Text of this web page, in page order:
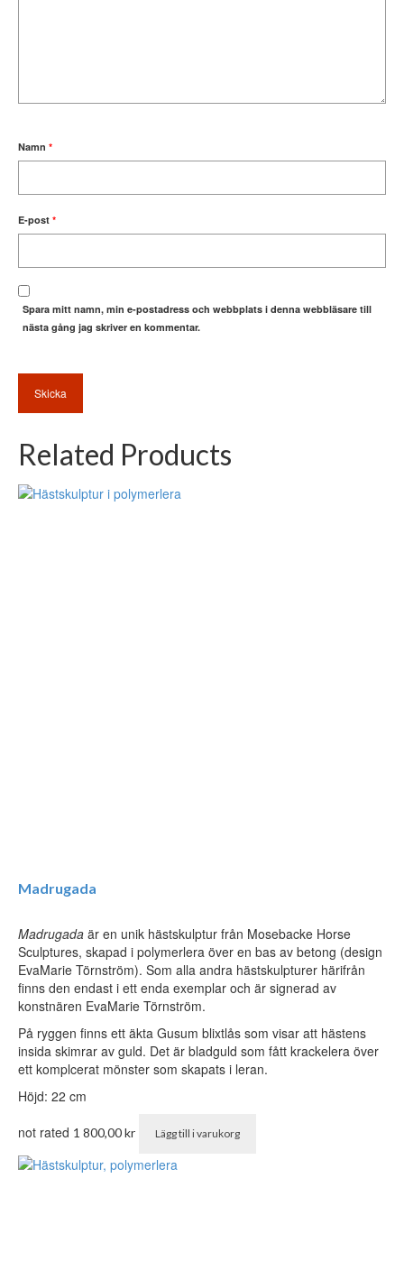
Namn *
E-post *
Spara mitt namn, min e-postadress och webbplats i denna webbläsare till
nästa gång jag skriver en kommentar.
Related Products
Madrugada
Madrugada är en unik hästskulptur från Mosebacke Horse
Sculptures, skapad i polymerlera över en bas av betong (design
EvaMarie Törnström). Som alla andra hästskulpturer härifrån
finns den endast i ett enda exemplar och är signerad av
konstnären EvaMarie Törnström.
På ryggen finns ett äkta Gusum blixtlås som visar att hästens
insida skimrar av guld. Det är bladguld som fått krackelera över
ett komplcerat mönster som skapats i leran.
Höjd: 22 cm
not rated 1 800,00kr Lägg till i varukorg